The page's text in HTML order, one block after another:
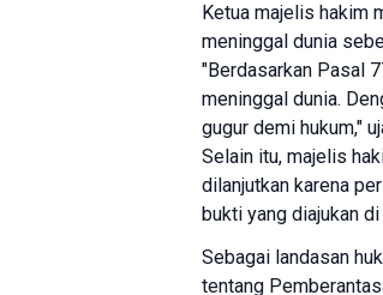
Ketua majelis hakim
meninggal dunia
"Berdasarkan Pasal
meninggal dunia.
gugur demi hukum,"
Selain itu, majelis
dilanjutkan karena
bukti yang diajukan
Sebagai landasan
tentang